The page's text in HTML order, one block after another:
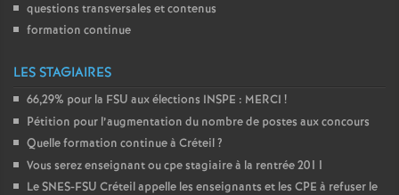
questions transversales et contenus
formation continue
LES STAGIAIRES
66,29% pour la FSU aux élections INSPE : MERCI !
Pétition pour l’augmentation du nombre de postes aux concours
Quelle formation continue à Créteil?
Vous serez enseignant ou cpe stagiaire à la rentrée 2011
LeSNES-FSU Créteil appelle les enseignants et les CPE à refuser le